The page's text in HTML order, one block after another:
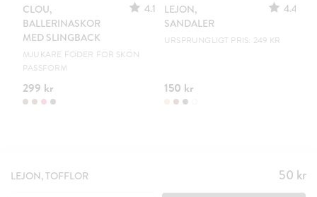
CLOU,
BALLERINASKOR
MED SLINGBACK
4.1
MJUKARE FODER FÖR SKÖN
PASSFORM
299 kr
LEJON,
SANDALER
4.4
URSPRUNGLIGT PRIS: 249 KR
150 kr
LEJON, TOFFLOR Pris:
50 kr
50 kr